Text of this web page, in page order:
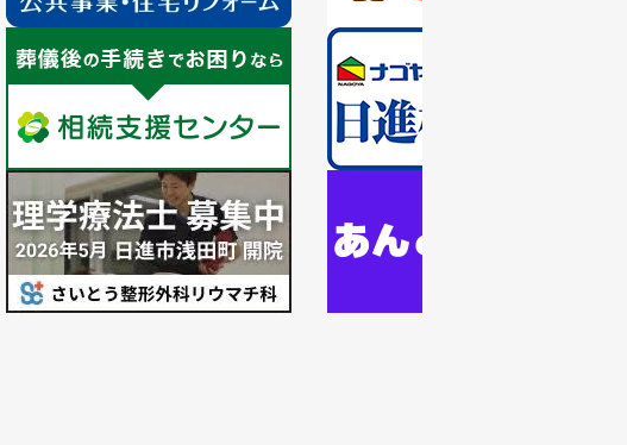
ス
イ
ラ
イ
ド
枚
の
ラ
イ
ド
1
枚
目
の
ス
ド
1
枚
目
の
ス
目